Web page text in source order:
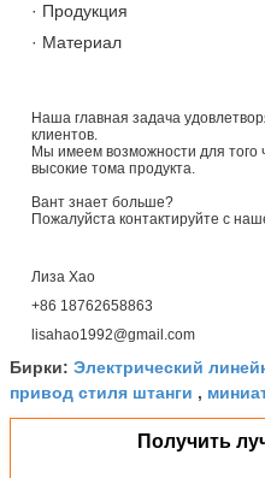
· Продукция
· Материал
Наша главная задача
клиентов.
Мы имеем возможности для того
высокие тома продукта.
Вант знает больше?
Пожалуйста контактируйте с
Лиза Хао
+86 18762658863
lisahao1992@gmail.com
Бирки: Электрический
привод стиля штанги ,
Получить